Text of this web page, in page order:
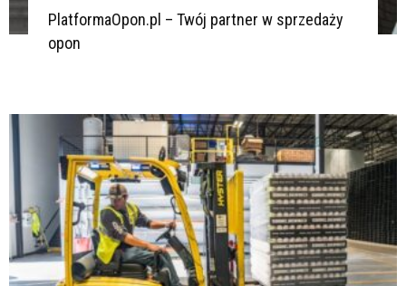
PlatformaOpon.pl – Twój partner w sprzedaży
opon